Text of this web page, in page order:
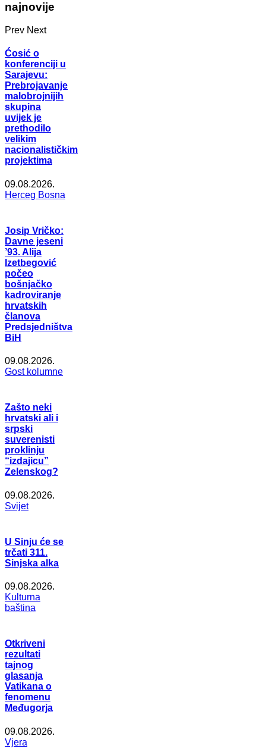
najnovije
Prev Next
Ćosić o
konferenciji u
Sarajevu:
Prebrojavanje
malobrojnijih
skupina
uvijek je
prethodilo
velikim
nacionalističkim
projektima
09.08.2026.
Herceg Bosna
Josip Vričko:
Davne jeseni
’93. Alija
Izetbegović
počeo
bošnjačko
kadroviranje
hrvatskih
članova
Predsjedništva
BiH
09.08.2026.
Gost kolumne
Zašto neki
hrvatski ali i
srpski
suverenisti
proklinju
“izdajicu”
Zelenskog?
09.08.2026.
Svijet
U Sinju će se
trčati 311.
Sinjska alka
09.08.2026.
Kulturna
baština
Otkriveni
rezultati
tajnog
glasanja
Vatikana o
fenomenu
Međugorja
09.08.2026.
Vjera